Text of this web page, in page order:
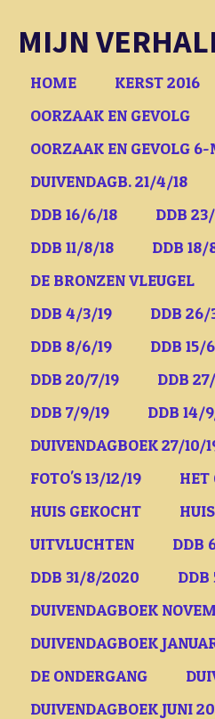
direct
hoofdinhoud
MIJN
HOME KERST 2016
OORZAAK EN GEVOLG
OORZAAK EN GEVOLG
DUIVENDAGB. 21/4/18
DDB 16/6/18
DDB
DDB 11/8/18
DDB 18/
DE BRONZEN VLEUGEL
DDB 4/3/19
DDB 26/
DDB 8/6/19
DDB 15/
DDB 20/7/19
DDB
DDB 7/9/19
DDB 14/
DUIVENDAGBOEK 27/10/
FOTO'S 13/12/19
HET
HUIS GEKOCHT
UITVLUCHTEN
DDB
DDB 31/8/2020
DUIVENDAGBOEK
DUIVENDAGBOEK
DE ONDERGANG
DUIVENDAGBOEK JUNI